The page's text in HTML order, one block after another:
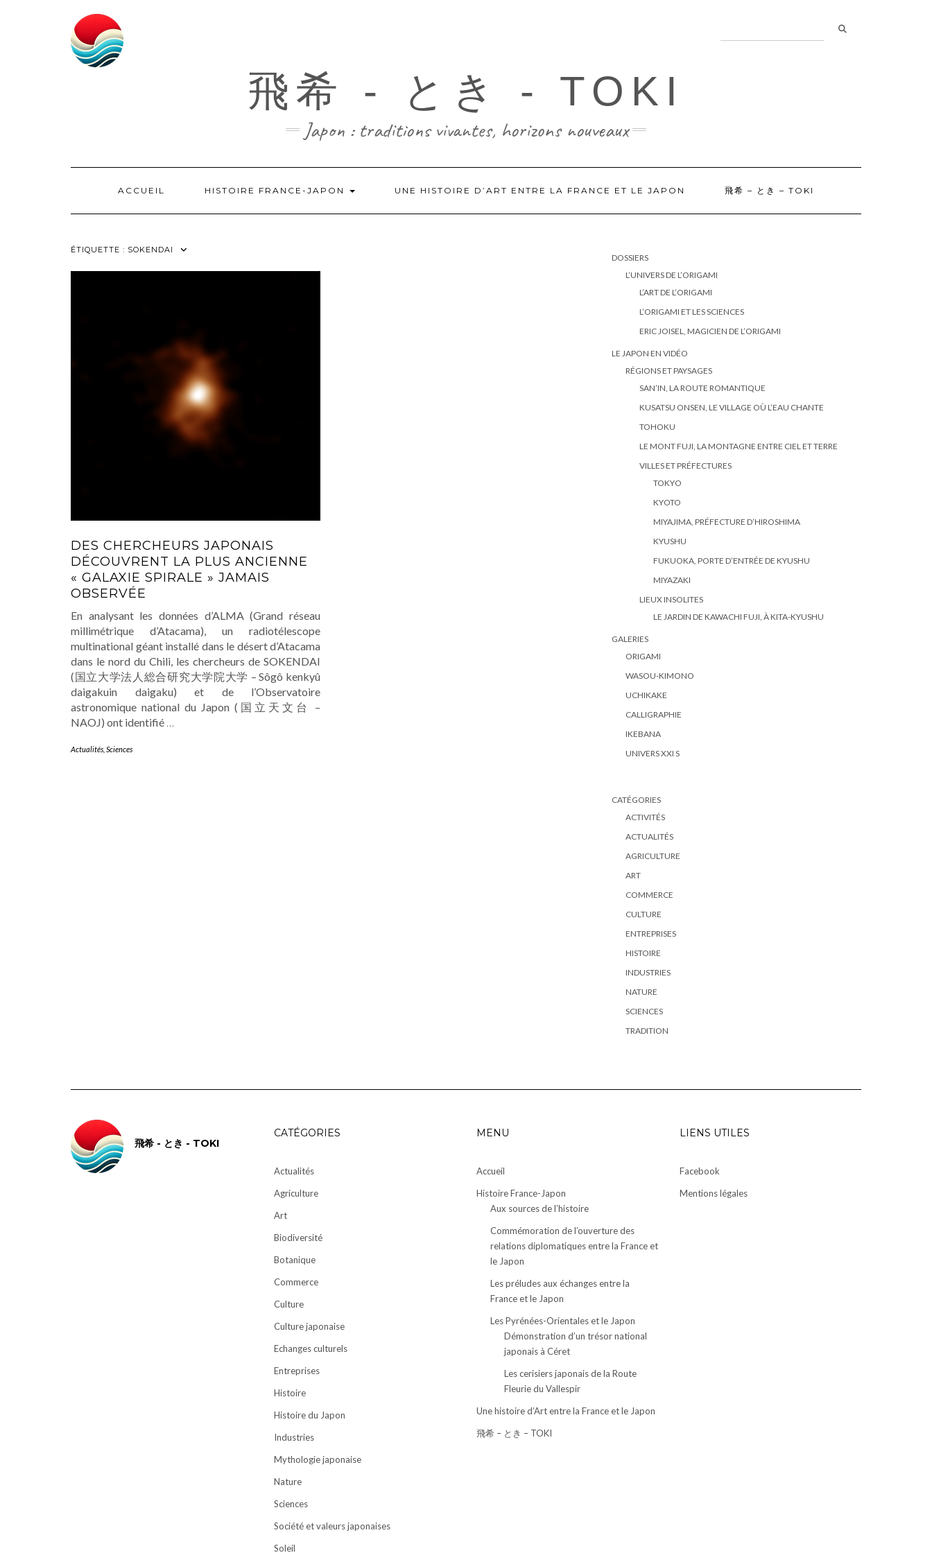
飛希 - とき - TOKI
Japon : traditions vivantes, horizons nouveaux
ACCUEIL HISTOIRE FRANCE-JAPON UNE HISTOIRE D’ART ENTRE LA FRANCE ET LE JAPON 飛希 – とき – TOKI
ÉTIQUETTE : SOKENDAI
DES CHERCHEURS JAPONAIS
DÉCOUVRENT LA PLUS ANCIENNE
« GALAXIE SPIRALE » JAMAIS
OBSERVÉE
En analysant les données d’ALMA (Grand réseau
millimétrique d’Atacama), un radiotélescope
multinational géant installé dans le désert d’Atacama
dans le nord du Chili, les chercheurs de SOKENDAI
(国立大学法人総合研究大学院大学 – Sôgô kenkyû
daigakuin daigaku) et de l’Observatoire
astronomique national du Japon (国立天文台 –
NAOJ) ont identifié …
Actualités Sciences
DOSSIERS
L’UNIVERS DE L’ORIGAMI
L’ART DE L’ORIGAMI
L’ORIGAMI ET LES SCIENCES
ERIC JOISEL, MAGICIEN DE L’ORIGAMI
LE JAPON EN VIDÉO
RÉGIONS ET PAYSAGES
SAN’IN, LA ROUTE ROMANTIQUE
KUSATSU ONSEN, LE VILLAGE OÙ L’EAU CHANTE
TOHOKU
LE MONT FUJI, LA MONTAGNE ENTRE CIEL ET TERRE
VILLES ET PRÉFECTURES
TOKYO
KYOTO
MIYAJIMA, PRÉFECTURE D’HIROSHIMA
KYUSHU
FUKUOKA, PORTE D’ENTRÉE DE KYUSHU
MIYAZAKI
LIEUX INSOLITES
LE JARDIN DE KAWACHI FUJI, À KITA-KYUSHU
GALERIES
ORIGAMI
WASOU-KIMONO
UCHIKAKE
CALLIGRAPHIE
IKEBANA
UNIVERS XXI S
CATÉGORIES
ACTIVITÉS
ACTUALITÉS
AGRICULTURE
ART
COMMERCE
CULTURE
ENTREPRISES
HISTOIRE
INDUSTRIES
NATURE
SCIENCES
TRADITION
飛希 - とき - TOKI
CATÉGORIES
Actualités
Agriculture
Art
Biodiversité
Botanique
Commerce
Culture
Culture japonaise
Echanges culturels
Entreprises
Histoire
Histoire du Japon
Industries
Mythologie japonaise
Nature
Sciences
Société et valeurs japonaises
Soleil
MENU
Accueil
Histoire France-Japon
Aux sources de l’histoire
Commémoration de l’ouverture des
relations diplomatiques entre la France et
le Japon
Les préludes aux échanges entre la
France et le Japon
Les Pyrénées-Orientales et le Japon
Démonstration d’un trésor national
japonais à Céret
Les cerisiers japonais de la Route
Fleurie du Vallespir
Une histoire d’Art entre la France et le Japon
飛希 – とき – TOKI
LIENS UTILES
Facebook
Mentions légales